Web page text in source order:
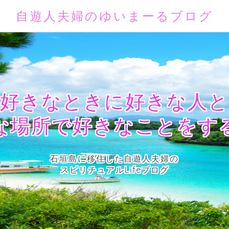
自遊人夫婦のゆいまーるブログ
好きなときに好きな人と
場所で好きなことをす
石垣島に移住した自遊人夫婦の
スピリチュアルLifeブログ